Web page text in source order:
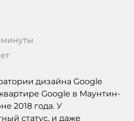
дизайна Google
Google в Маунтин-
2018 года. У
статус, и даже